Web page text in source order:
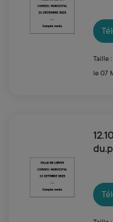
Taille :
le 07